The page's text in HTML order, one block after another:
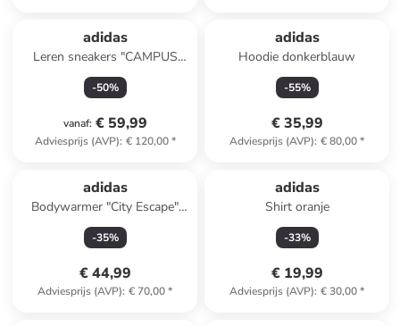
adidas
Leren sneakers "CAMPUS
00s" kaki
-50%
vanaf: € 59,99
Adviesprijs (AVP): € 120,00*
adidas
Hoodie donkerblauw
-55%
€ 35,99
Adviesprijs (AVP): € 80,00*
adidas
Bodywarmer "City Escape"
grijs
-35%
€ 44,99
Adviesprijs (AVP): € 70,00*
adidas
Shirt oranje
-33%
€ 19,99
Adviesprijs (AVP): € 30,00*